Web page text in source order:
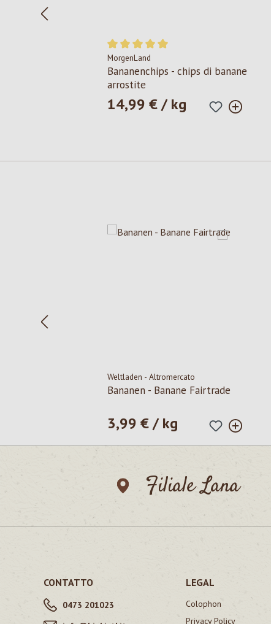
Valutazione media di 5 su 5 stelle
MorgenLand
Bananenchips - chips di banane
arrostite
Prezzo normale:
14,99 € / kg
Weltladen - Altromercato
Bananen - Banane Fairtrade
Prezzo normale:
3,99 € / kg
Filiale Lana
CONTATTO
0473 201023
LEGAL
Colophon
Privacy Policy